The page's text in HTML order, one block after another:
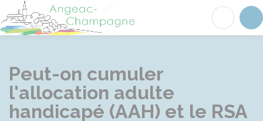
Angeac-Champagne
Peut-on cumuler
l'allocation adulte
handicapé (AAH) et le RSA